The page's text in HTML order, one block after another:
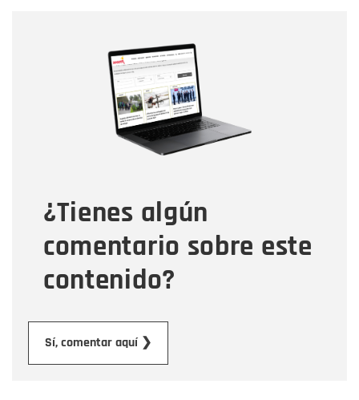
¿Tienes algún
comentario sobre este
contenido?
Sí, comentar aquí ❯
Correo electrónico
Tipo de comentario
Mensaje